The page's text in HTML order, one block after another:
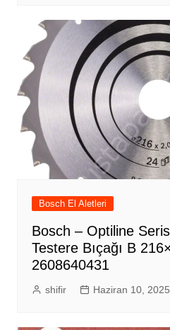
Bosch El Aletleri
Bosch – Optiline
Testere Bıçağı B
2608640431
shifir Haziran 10, 2025